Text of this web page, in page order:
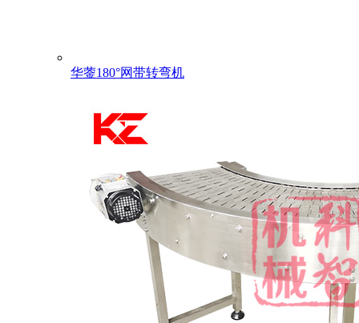
华蓥180°网带转弯机